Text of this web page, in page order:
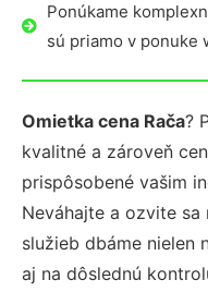
Ponúkame
sú priamo v ponuke
Omietka cena Rača?
kvalitné a zároveň
prispôsobené vašim
Neváhajte a ozvite sa
služieb dbáme nielen
aj na dôslednú